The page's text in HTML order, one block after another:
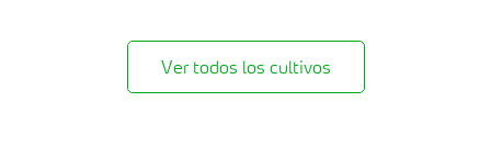
Ver todos los cultivos